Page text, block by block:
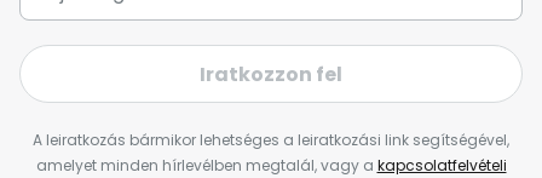
Iratkozzon fel
A leiratkozás bármikor lehetséges a leiratkozási link segítségével,
amelyet minden hírlevélben megtalál, vagy a kapcsolatfelvételi